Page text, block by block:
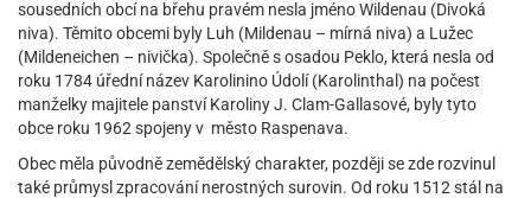
sousedních obcí na břehu pravém nesla jméno Wildenau (Divoká
niva). Těmito obcemi byly Luh (Mildenau – mírná niva) a Lužec
(Mildeneichen – nivička). Společně s osadou Peklo, která nesla od
roku 1784 úřední název Karolinino Údolí (Karolinthal) na počest
manželky majitele panství Karoliny J. Clam-Gallasové, byly tyto
obce roku 1962 spojeny v město Raspenava.
Obec měla původně zemědělský charakter, později se zde rozvinul
také průmysl zpracování nerostných surovin. Od roku 1512 stál na